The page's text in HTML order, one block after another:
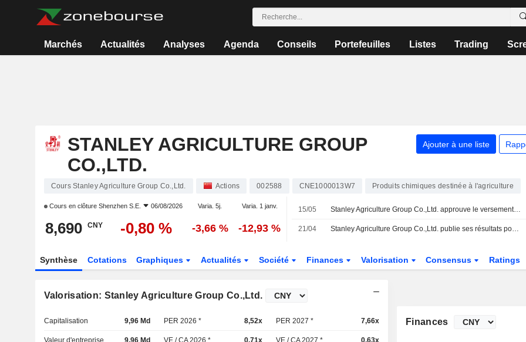
Marchés Actualités Analyses Agenda Conseils Portefeuilles Listes Trading
STANLEY AGRICULTURE GROUP
CO.,LTD.
Ajouter à une liste
Cours Stanley Agriculture Group Co.,Ltd. Actions 002588 CNE1000013W7 Produits chimiques destinée à l'agriculture
Cours en clôture Shenzhen S.E. 06/08/2026 Varia. 5j. Varia. 1 janv.
8,690 CNY -0,80 % -3,66 % -12,93 %
15/05 Stanley Agriculture Group Co.,Ltd. approuve le versement d'un dividende en numéraire pour l'exercice 2025
21/04 Stanley Agriculture Group Co.,Ltd. publie ses résultats pour le premier trimestre clos le 31 mars 2026
Synthèse Cotations Graphiques Actualités Société Finances Valorisation Consensus Ratings
Valorisation: Stanley Agriculture Group Co.,Ltd.
Capitalisation 9,96 Md PER 2026 * 8,52x PER 2027 * 7,66x
Valeur d'entreprise 9,96 Md VE / CA 2026 * 0,71x VE / CA 2027 * 0,63x
Finances